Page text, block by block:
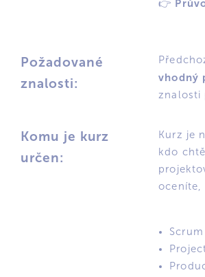
👉
Požadované
znalosti:
vhodný
znalosti
Komu je kurz
určen:
Kurz je
kdo
oceníte,